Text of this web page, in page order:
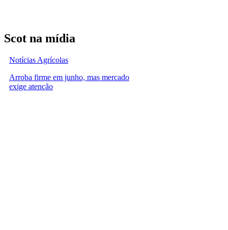
Scot na mídia
Notícias Agrícolas
Arroba firme em junho, mas mercado
exige atenção